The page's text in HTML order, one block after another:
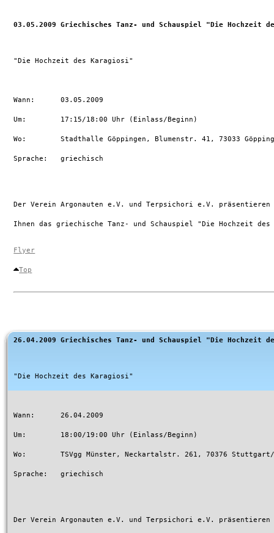
03.05.2009 Griechisches Tanz- und Schauspiel "Die Hochzeit
"Die Hochzeit des Karagiosi"
Wann:      03.05.2009
Um:        17:15/18:00 Uhr (Einlass/Beginn)
Wo:        Stadthalle Göppingen, Blumenstr. 41, 73033
Sprache:   griechisch
Der Verein Argonauten e.V. und Terpsichori e.V.
Ihnen das griechische Tanz- und Schauspiel "Die Hochzeit
Flyer
Top
26.04.2009 Griechisches Tanz- und Schauspiel "Die Hochzeit
"Die Hochzeit des Karagiosi"
Wann:      26.04.2009
Um:        18:00/19:00 Uhr (Einlass/Beginn)
Wo:        TSVgg Münster, Neckartalstr. 261, 70376 Stuttgart/
Sprache:   griechisch
Der Verein Argonauten e.V. und Terpsichori e.V.